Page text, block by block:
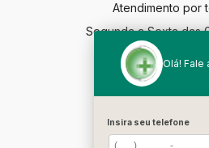
Atendimento por
Segunda a Sexta das
Empresa
Olá! Fale
Insira seu telefone